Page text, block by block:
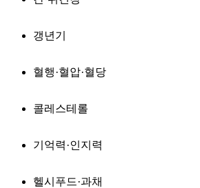
갱년기
혈행·혈압·혈당
콜레스테롤
기억력·인지력
헬시푸드·과채